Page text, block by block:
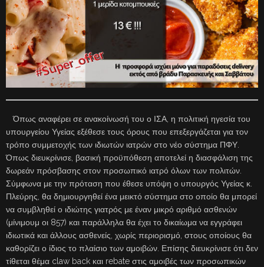
Όπως αναφέρει σε ανακοίνωσή του ο ΙΣΑ, η πολιτική ηγεσία του
υπουργείου Υγείας εξέθεσε τους όρους που επεξεργάζεται για τον
τρόπο συμμετοχής των ιδιωτών ιατρών στο νέο σύστημα ΠΦΥ.
Όπως διευκρίνισε, βασική προϋπόθεση αποτελεί η διασφάλιση της
δωρεάν πρόσβασης στον προσωπικό ιατρό όλων των πολιτών.
Σύμφωνα με την πρόταση που έθεσε υπόψη ο υπουργός Υγείας κ.
Πλεύρης, θα δημιουργηθεί ένα μεικτό σύστημα στο οποίο θα μπορεί
να συμβληθεί ο ιδιώτης γιατρός με έναν μικρό αριθμό ασθενών
(μίνιμουμ οι 857) και παράλληλα θα έχει το δικαίωμα να εγγράφει
ιδιωτικά και άλλους ασθενείς, χωρίς περιορισμό, στους οποίους θα
καθορίζει ο ίδιος το πλαίσιο των αμοιβών. Επίσης διευκρίνισε ότι δεν
τίθεται θέμα claw back και rebate στις αμοιβές των προσωπικών